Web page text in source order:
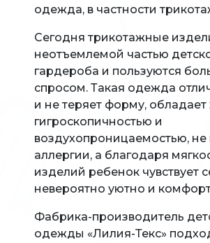
одежда, в частности
Сегодня трикотажные
неотъемлемой частью
гардероба и пользуются
спросом. Такая одежда
и не теряет форму,
гигроскопичностью и
воздухопроницаемостью, не
аллергии, а благодаря
изделий ребенок чувствует
невероятно уютно и
Фабрика-производитель
одежды «Лилия-Текс»